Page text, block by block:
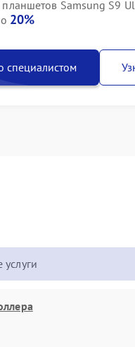
Samsung S9
20%
специалистом